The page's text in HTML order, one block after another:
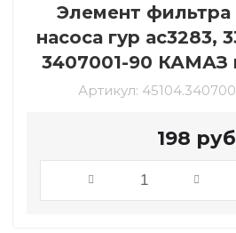
Элемент фильтра
насоса гур ас3283,
3407001-90 КАМАЗ
Артикул:
198